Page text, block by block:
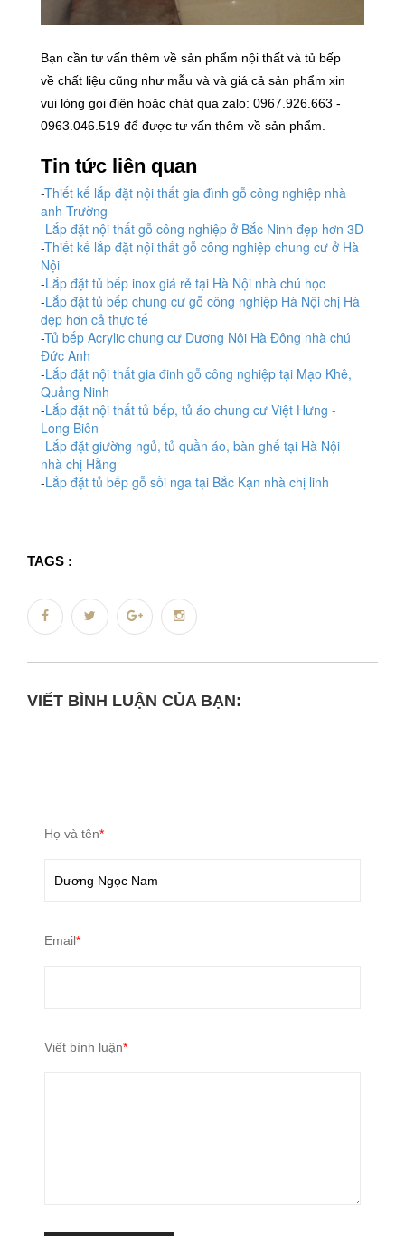
Bạn cần tư vấn thêm về sản phẩm nội thất và tủ bếp
về chất liệu cũng như mẫu và và giá cả sản phẩm xin
vui lòng gọi điện hoặc chát qua zalo: 0967.926.663 -
0963.046.519 để được tư vấn thêm về sản phẩm.
Tin tức liên quan
-Thiết kế lắp đặt nội thất gia đình gỗ công nghiệp nhà
anh Trường
-Lắp đặt nội thất gỗ công nghiệp ở Bắc Ninh đẹp hơn 3D
-Thiết kế lắp đặt nội thất gỗ công nghiệp chung cư ở Hà
Nội
-Lắp đặt tủ bếp inox giá rẻ tại Hà Nội nhà chú học
-Lắp đặt tủ bếp chung cư gỗ công nghiệp Hà Nội chị Hà
đẹp hơn cả thực tế
-Tủ bếp Acrylic chung cư Dương Nội Hà Đông nhà chú
Đức Anh
-Lắp đặt nội thất gia đinh gỗ công nghiệp tại Mạo Khê,
Quảng Ninh
-Lắp đặt nội thất tủ bếp, tủ áo chung cư Việt Hưng -
Long Biên
-Lắp đặt giường ngủ, tủ quần áo, bàn ghế tại Hà Nội
nhà chị Hằng
-Lắp đặt tủ bếp gỗ sồi nga tại Bắc Kạn nhà chị linh
TAGS :
VIẾT BÌNH LUẬN CỦA BẠN:
Họ và tên*
Email*
Viết bình luận*